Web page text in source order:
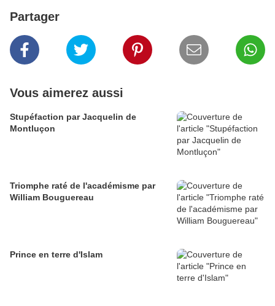
Partager
Vous aimerez aussi
Stupéfaction par Jacquelin de
Montluçon
Triomphe raté de l'académisme par
William Bouguereau
Prince en terre d'Islam